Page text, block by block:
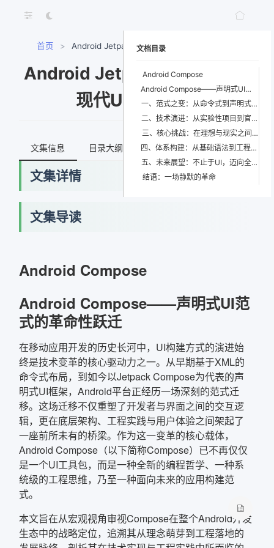
首页 > Android Jetpack Compose现代UI开发实战
Android Jetpack Compose
现代UI开发实战
文集信息 目录大纲 最新文档 知识宇宙
文集详情
文集导读
Android Compose
Android Compose——声明式UI范
式的革命性跃迁
在移动应用开发的历史长河中，UI构建方式的演进始
终是技术变革的核心驱动力之一。从早期基于XML的
命令式布局，到如今以Jetpack Compose为代表的声
明式UI框架，Android平台正经历一场深刻的范式迁
移。这场迁移不仅重塑了开发者与界面之间的交互逻
辑，更在底层架构、工程实践与用户体验之间架起了
一座前所未有的桥梁。作为这一变革的核心载体，
Android Compose（以下简称Compose）已不再仅仅
是一个UI工具包，而是一种全新的编程哲学、一种系
统级的工程思维，乃至一种面向未来的应用构建范
式。
本文旨在从宏观视角审视Compose在整个Android开发
生态中的战略定位，追溯其从理念萌芽到工程落地的
文档目录
Android Compose
Android Compose——声明式UI范式的革命性跃迁
一、范式之变：从命令式到声明式的认知跃迁
二、技术演进：从实验性项目到官方战略支柱
三、核心挑战：在理想与现实之间架桥
四、体系构建：从基础语法到工程实践的完整闭环
五、未来展望：不止于UI，迈向全栈声明式
结语：一场静默的革命
获取最新文档失败，请稍后重试
确定
复制弹框内信息